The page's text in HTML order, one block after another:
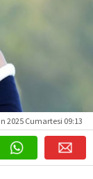
2025 Cumartesi 09:13